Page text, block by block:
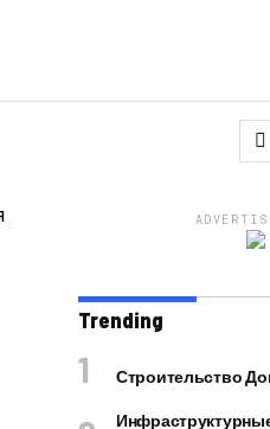
Trending
Строительство